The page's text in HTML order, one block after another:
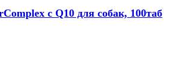
с Q10 для собак, 100таб